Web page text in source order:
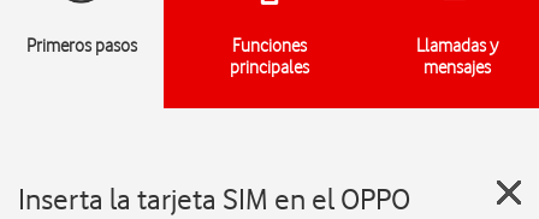
Primeros pasos
Funciones
principales
Llamadas y
mensajes
Inserta la tarjeta SIM en el OPPO